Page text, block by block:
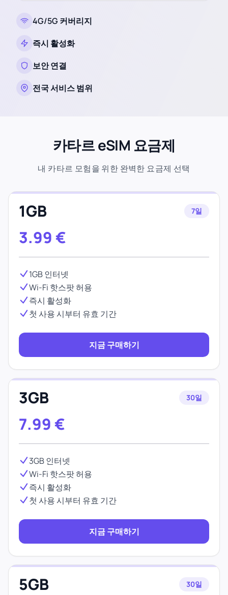
4G/5G 커버리지
즉시 활성화
보안 연결
전국 서비스 범위
카타르 eSIM 요금제
내 카타르 모험을 위한 완벽한 요금제 선택
1GB 7일
3.99 €
1GB 인터넷
Wi-Fi 핫스팟 허용
즉시 활성화
첫 사용 시부터 유효 기간
지금 구매하기
3GB 30일
7.99 €
3GB 인터넷
Wi-Fi 핫스팟 허용
즉시 활성화
첫 사용 시부터 유효 기간
지금 구매하기
5GB 30일